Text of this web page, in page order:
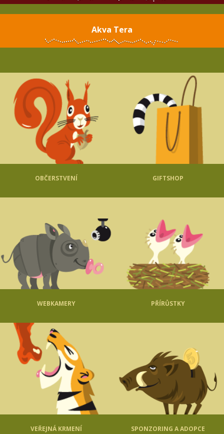
Akva Tera
OBČERSTVENÍ GIFTSHOP
WEBKAMERY PŘÍRŮSTKY
VEŘEJNÁ KRMENÍ SPONZORING A ADOPCE